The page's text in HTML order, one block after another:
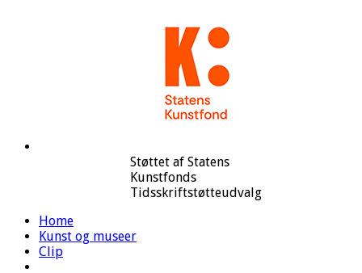
Støttet af Statens
Kunstfonds
Tidsskriftstøtteudvalg
Home
Kunst og museer
Clip